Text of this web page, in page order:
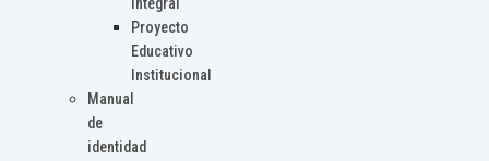
Integral
Proyecto
Educativo
Institucional
Manual
de
identidad